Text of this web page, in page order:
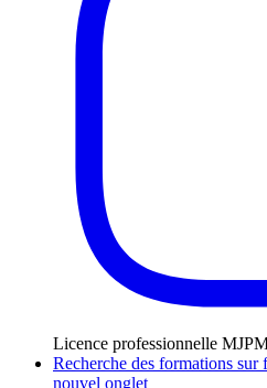
Licence professionnelle
Recherche des formations sur
nouvel onglet